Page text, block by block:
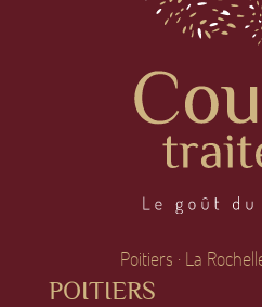
Poitiers · La
POITIERS